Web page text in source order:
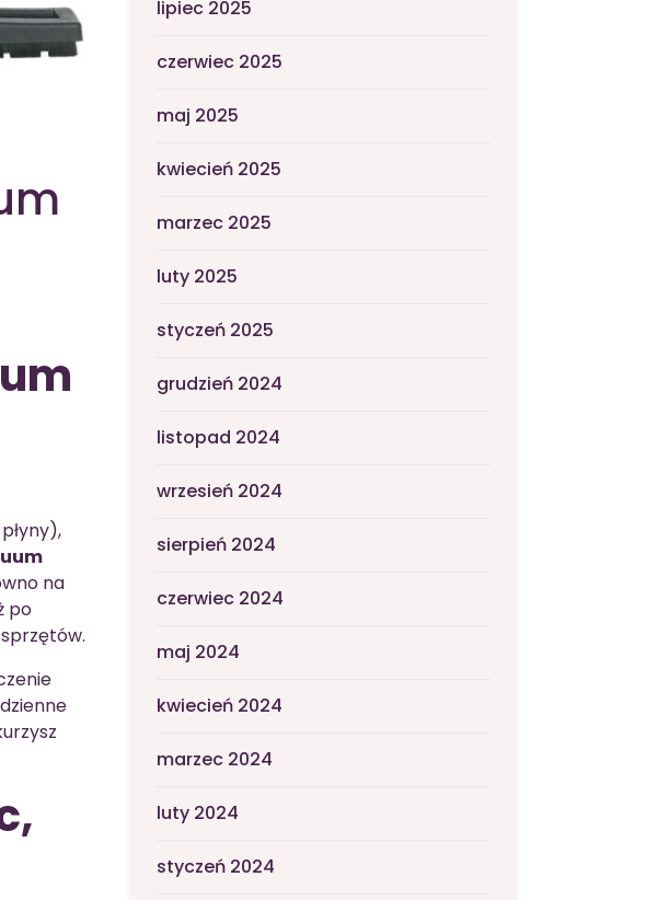
na
po
lipiec 2025
czerwiec 2025
maj 2025
kwiecień 2025
marzec 2025
luty 2025
styczeń 2025
grudzień 2024
listopad 2024
wrzesień 2024
sierpień 2024
czerwiec 2024
maj 2024
kwiecień 2024
marzec 2024
luty 2024
styczeń 2024